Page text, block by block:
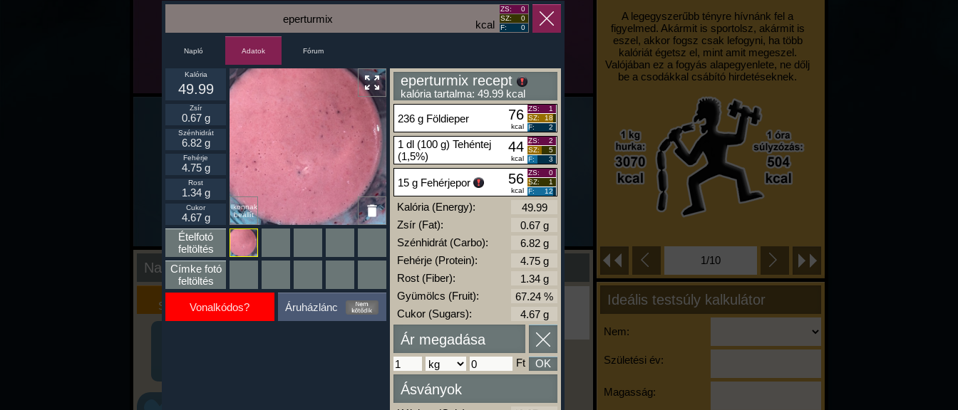
A legegyszerűbb tényre hívnánk fel a
figyelmed. Akármit is sportolsz, akármit is
eszel, akkor fogsz csak lefogyni, ha több
kalóriát égetsz el, mint amit megeszel.
Valójában ez a fogyás alapegyenlete, ne dőlj
be a csodákkal csábító hirdetéseknek.
1/10
Ideális testsúly kalkulátor
Nem:
Születési év:
Magasság:
Nap kiértékelése
Kalória
Szimulátor
Szöveges
Értékelés
Ha ma már nem eszel/sportolsz többet,
kattints a kiértékelésre!
A Kalória Szimulátor Prémium funkció.
kcal
eperturmix
ZS:
0
SZ:
0
F:
0
Napló Adatok Fórum
Ikonnak
beállít
Kalória
49.99
Zsír
0.67 g
Szénhidrát
6.82 g
Fehérje
4.75 g
Rost
1.34 g
Cukor
4.67 g
Ételfotó
feltöltés
Címke fotó
feltöltés
Vonalkódos? Áruházlánc
eperturmix recept
kalória tartalma: 49.99 kcal
236 g Földieper 76
kcal
ZS:
1
SZ:
18
F:
2
1 dl (100 g) Tehéntej
(1,5%)
44
kcal
ZS:
2
SZ:
5
F:
3
15 g Fehérjepor 56
kcal
ZS:
0
SZ:
1
F:
12
Kalória (Energy):
Zsír (Fat):
Szénhidrát (Carbo):
Fehérje (Protein):
Rost (Fiber):
Gyümölcs (Fruit):
Cukor (Sugars):
Ár megadása
Ft OK
Ásványok